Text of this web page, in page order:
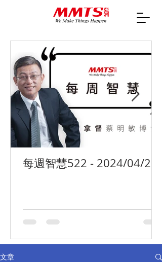
每週智慧522 - 2024/04/29
文章